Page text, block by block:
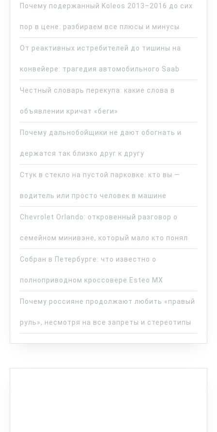
Почему подержанный Koleos 2013–2016 до сих
пор в цене: разбираем все плюсы и минусы
От реактивных истребителей до тишины на
конвейере: трагедия автомобильного Saab
Честный словарь перекупа: какие слова в
объявлении кричат «беги»
Почему дальнобойщики не дают обогнать и
держатся так близко друг к другу
Стук в стекло на пустой парковке: кто вы —
водитель или просто человек в машине
Chevrolet Orlando: откровенный разговор о
семейном минивэне, который мало кто понял
Собран в Петербурге: что известно о
полноприводном кроссовере Esteo MX
Почему россияне продолжают любить «правый
руль», несмотря на все запреты и стереотипы